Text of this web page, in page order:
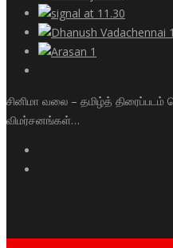
சினிமா வலை – தமிழ்த்
விமர்சனங்கள்…